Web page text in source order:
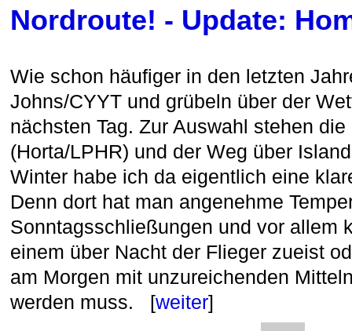
Nordroute! - Update:
Wie schon häufiger in den letzten
Johns/CYYT und grübeln über der
nächsten Tag. Zur Auswahl stehen
(Horta/LPHR) und der Weg über
Winter habe ich da eigentlich eine
Denn dort hat man angenehme
Sonntagsschließungen und vor allem
einem über Nacht der Flieger zueist
am Morgen mit unzureichenden
werden muss. [weiter]